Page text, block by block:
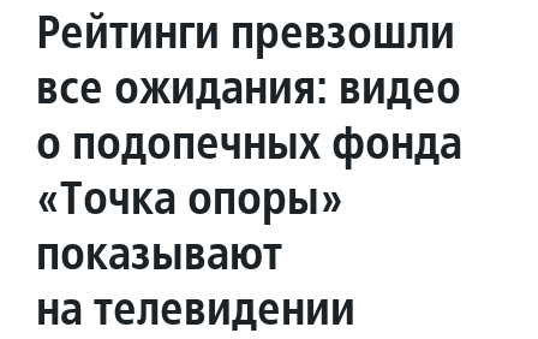
Рейтинги превзошли
все ожидания: видео
о подопечных фонда
«Точка опоры»
показывают
на телевидении